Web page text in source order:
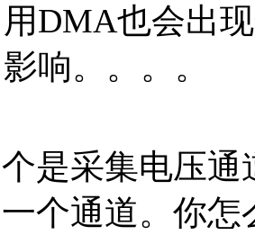
用DMA也会出
影响。。。。
是采集电压
个通道。你